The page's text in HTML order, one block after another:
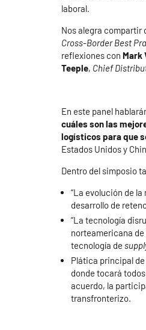
laboral.
Nos alegra compartir
Cross-Border Best
reflexiones con Mark
Teeple, Chief
En este panel
cuáles son las
logísticos para que
Estados Unidos y
Dentro del simposio
“La evolución de
desarrollo de
“La tecnología
norteamericana de
tecnología de
Plática principal
donde tocará
acuerdo, la
transfronterizo.